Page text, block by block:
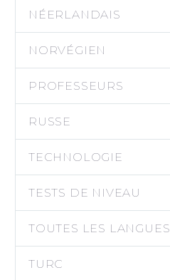
NÉERLANDAIS
NORVÉGIEN
PROFESSEURS
RUSSE
TECHNOLOGIE
TESTS DE NIVEAU
TOUTES LES LANGUES
TURC